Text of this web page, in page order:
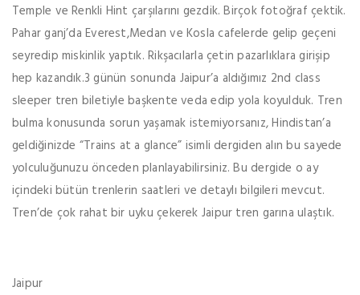
Temple ve Renkli Hint çarşılarını gezdik. Birçok fotoğraf çektik.
Pahar ganj’da Everest,Medan ve Kosla cafelerde gelip geçeni
seyredip miskinlik yaptık. Rikşacılarla çetin pazarlıklara girişip
hep kazandık.3 günün sonunda Jaipur’a aldığımız 2nd class
sleeper tren biletiyle başkente veda edip yola koyulduk. Tren
bulma konusunda sorun yaşamak istemiyorsanız, Hindistan’a
geldiğinizde “Trains at a glance” isimli dergiden alın bu sayede
yolculuğunuzu önceden planlayabilirsiniz. Bu dergide o ay
içindeki bütün trenlerin saatleri ve detaylı bilgileri mevcut.
Tren’de çok rahat bir uyku çekerek Jaipur tren garına ulaştık.
Jaipur